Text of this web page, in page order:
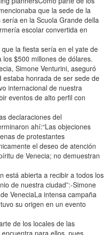
que la sede de la
en la Scuola Grande della
escolar convertida en
la fiesta sería en el yate de
$500 millones de dólares.
Simone Venturini, aseguró
honrada de ser sede de
internacional de nuestra
eventos de alto perfil con
declaraciones del
ahí:“Las objeciones
de protestantes
el deseo de atención
de Venecia; no demuestran
está abierta a recibir a todos los
de nuestra ciudad”:-Simone
VeneciaLa intensa campaña
su origen en un evento
de los locales de las
para ellos, pues